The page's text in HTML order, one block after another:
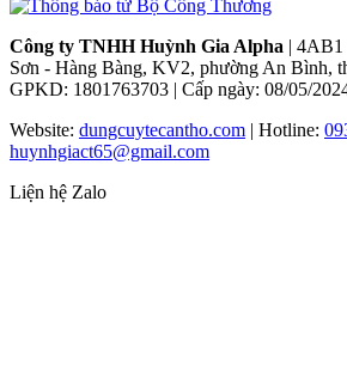
Công ty TNHH Huỳnh Gia Alpha |
Sơn - Hàng Bàng, KV2, phường An Bình,
GPKD: 1801763703 | Cấp ngày: 08/05/
Website: dungcuytecantho.com | Hotline:
huynhgiact65@gmail.com
Liện hệ Zalo